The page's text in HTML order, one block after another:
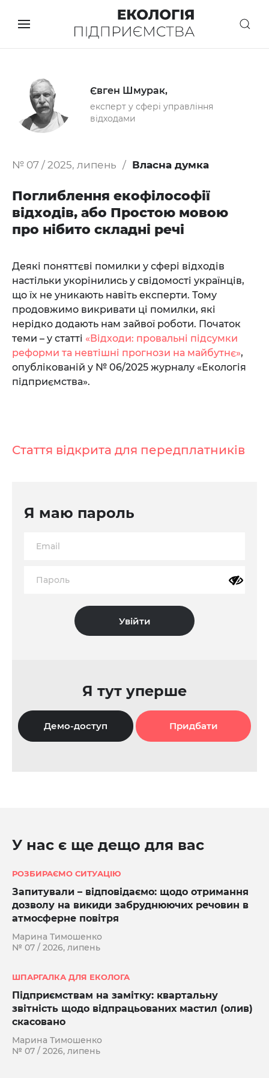
Євген Шмурак,
експерт у сфері управління
відходами
№ 07 / 2025, липень Власна думка
Поглиблення екофілософії
відходів, або Простою мовою
про нібито складні речі
Деякі поняттєві помилки у сфері відходів
настільки укорінились у свідомості українців,
що їх не уникають навіть експерти. Тому
продовжимо викривати ці помилки, які
нерідко додають нам зайвої роботи. Початок
теми – у статті «Відходи: провальні підсумки
реформи та невтішні прогнози на майбутнє»,
опублікованій у № 06/2025 журналу «Екологія
підприємства».
Стаття відкрита для передплатників
Я маю пароль
Я тут уперше
Демо-доступ Придбати
У нас є ще дещо для вас
РОЗБИРАЄМО СИТУАЦІЮ
Запитували – відповідаємо: щодо отримання
дозволу на викиди забруднюючих речовин в
атмосферне повітря
Марина Тимошенко
№ 07 / 2026, липень
ШПАРГАЛКА ДЛЯ ЕКОЛОГА
Підприємствам на замітку: квартальну
звітність щодо відпрацьованих мастил (олив)
скасовано
Марина Тимошенко
№ 07 / 2026, липень